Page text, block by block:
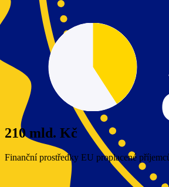
210 mld. Kč
Finanční prostředky EU proplacené